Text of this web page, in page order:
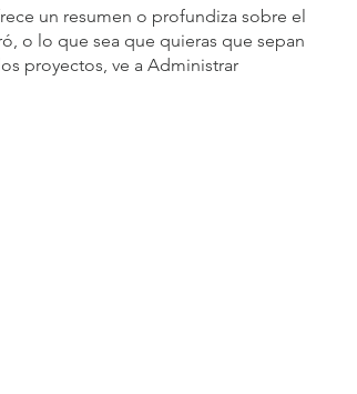
un resumen o profundiza sobre el
o lo que sea que quieras que sepan
proyectos, ve a Administrar